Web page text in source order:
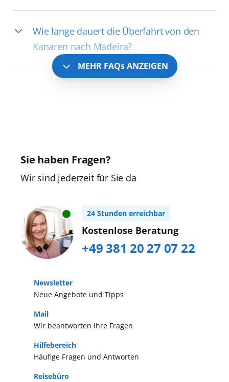
Wie lange dauert die Überfahrt von den
Kanaren nach Madeira?
MEHR FAQs ANZEIGEN
Sie haben Fragen?
Wir sind jederzeit für Sie da
24 Stunden erreichbar
Kostenlose Beratung
+49 381 20 27 07 22
Neue Angebote und Tipps
Newsletter
Häufige Fragen und Antworten
Hilfebereich
Wir beantworten Ihre Fragen
Mail
Reisebüro